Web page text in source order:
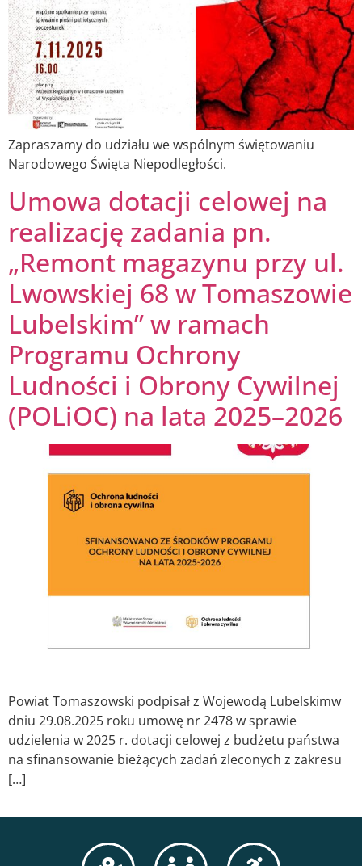
Zapraszamy do udziału we wspólnym świętowaniu
Narodowego Święta Niepodległości.
Umowa dotacji celowej na
realizację zadania pn.
„Remont magazynu przy ul.
Lwowskiej 68 w Tomaszowie
Lubelskim” w ramach
Programu Ochrony
Ludności i Obrony Cywilnej
(POLiOC) na lata 2025–2026
Powiat Tomaszowski podpisał z Wojewodą Lubelskimw
dniu 29.08.2025 roku umowę nr 2478 w sprawie
udzielenia w 2025 r. dotacji celowej z budżetu państwa
na sfinansowanie bieżących zadań zleconych z zakresu
[…]